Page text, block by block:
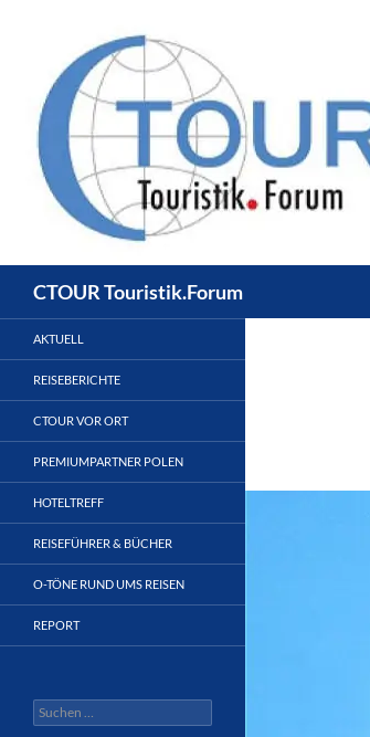
springen
CTOUR Touristik.Forum
AKTUELL
REISEBERICHTE
CTOUR VOR ORT
PREMIUMPARTNER POLEN
HOTELTREFF
REISEFÜHRER & BÜCHER
O-TÖNE RUND UMS REISEN
REPORT
Suchen
nach: